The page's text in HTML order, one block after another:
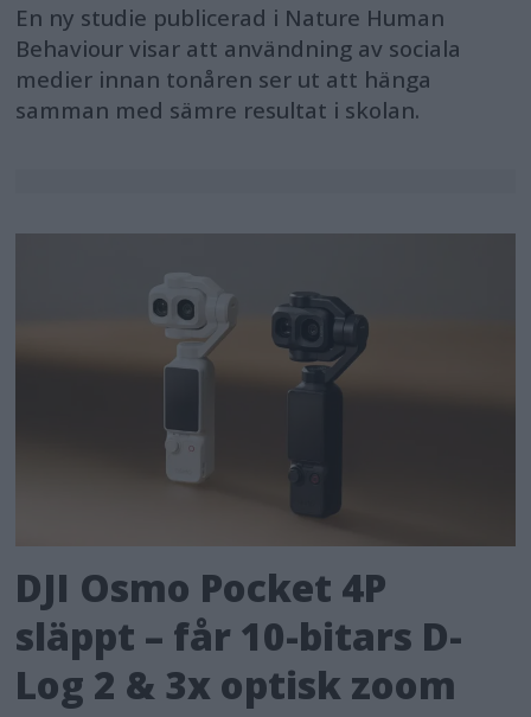
En ny studie publicerad i Nature Human
Behaviour visar att användning av sociala
medier innan tonåren ser ut att hänga
samman med sämre resultat i skolan.
DJI Osmo Pocket 4P
släppt – får 10-bitars D-
Log 2 & 3x optisk zoom